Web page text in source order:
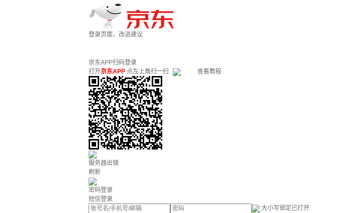
登录页面，改进建议
京东APP扫码登录
打开京东APP 点左上角扫一扫 查看教程
服务器出错
刷新
密码登录
短信登录
大小写锁定已打开